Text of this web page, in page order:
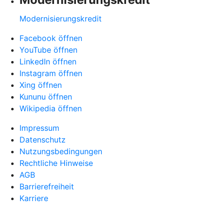
Modernisierungskredit
Facebook öffnen
YouTube öffnen
LinkedIn öffnen
Instagram öffnen
Xing öffnen
Kununu öffnen
Wikipedia öffnen
Impressum
Datenschutz
Nutzungsbedingungen
Rechtliche Hinweise
AGB
Barrierefreiheit
Karriere